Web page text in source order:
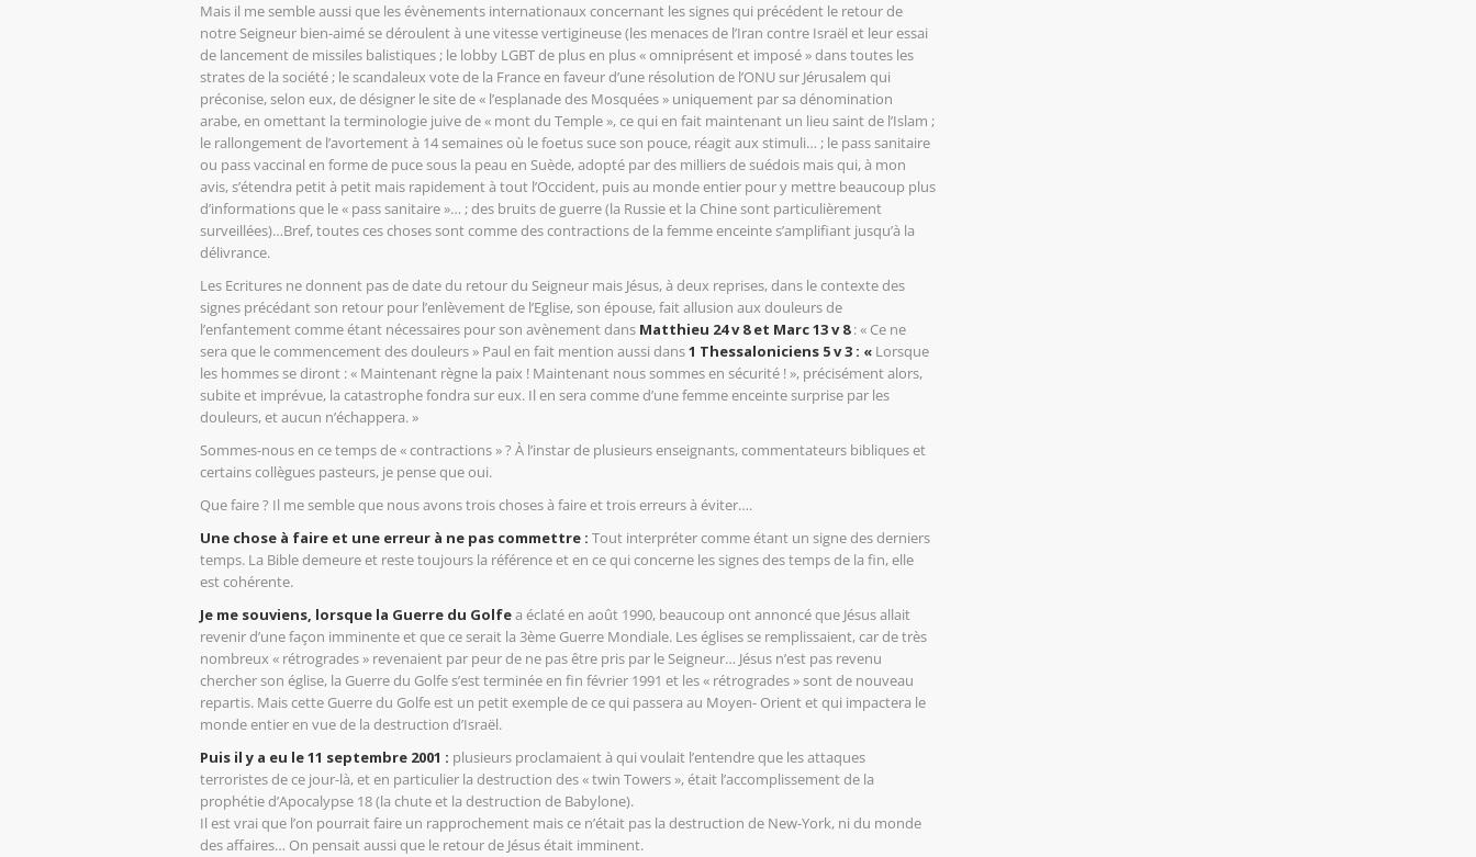
Mais il me semble aussi que les évènements internationaux concernant les signes qui précédent le retour de
notre Seigneur bien-aimé se déroulent à une vitesse vertigineuse (les menaces de l’Iran contre Israël et leur essai
de lancement de missiles balistiques ; le lobby LGBT de plus en plus « omniprésent et imposé » dans toutes les
strates de la société ; le scandaleux vote de la France en faveur d’une résolution de l’ONU sur Jérusalem qui
préconise, selon eux, de désigner le site de « l’esplanade des Mosquées » uniquement par sa dénomination
arabe, en omettant la terminologie juive de « mont du Temple », ce qui en fait maintenant un lieu saint de l’Islam ;
le rallongement de l’avortement à 14 semaines où le foetus suce son pouce, réagit aux stimuli… ; le pass sanitaire
ou pass vaccinal en forme de puce sous la peau en Suède, adopté par des milliers de suédois mais qui, à mon
avis, s’étendra petit à petit mais rapidement à tout l’Occident, puis au monde entier pour y mettre beaucoup plus
d’informations que le « pass sanitaire »… ; des bruits de guerre (la Russie et la Chine sont particulièrement
surveillées)…Bref, toutes ces choses sont comme des contractions de la femme enceinte s’amplifiant jusqu’à la
délivrance.
Les Ecritures ne donnent pas de date du retour du Seigneur mais Jésus, à deux reprises, dans le contexte des
signes précédant son retour pour l’enlèvement de l’Eglise, son épouse, fait allusion aux douleurs de
l’enfantement comme étant nécessaires pour son avènement dans Matthieu 24 v 8 et Marc 13 v 8: « Ce ne
sera que le commencement des douleurs » Paul en fait mention aussi dans1 Thessaloniciens 5 v 3 : « Lorsque
les hommes se diront : « Maintenant règne la paix ! Maintenant nous sommes en sécurité ! », précisément alors,
subite et imprévue, la catastrophe fondra sur eux. Il en sera comme d’une femme enceinte surprise par les
douleurs, et aucun n’échappera. »
Sommes-nous en ce temps de « contractions » ? À l’instar de plusieurs enseignants, commentateurs bibliques et
certains collègues pasteurs, je pense que oui.
Que faire ? Il me semble que nous avons trois choses à faire et trois erreurs à éviter….
Une chose à faire et une erreur à ne pas commettre : Tout interpréter comme étant un signe des derniers
temps. La Bible demeure et reste toujours la référence et en ce qui concerne les signes des temps de la fin, elle
est cohérente.
Je me souviens, lorsque la Guerre du Golfea éclaté en août 1990, beaucoup ont annoncé que Jésus allait
revenir d’une façon imminente et que ce serait la 3ème Guerre Mondiale. Les églises se remplissaient, car de très
nombreux « rétrogrades » revenaient par peur de ne pas être pris par le Seigneur… Jésus n’est pas revenu
chercher son église, la Guerre du Golfe s’est terminée en fin février 1991 et les « rétrogrades » sont de nouveau
repartis. Mais cette Guerre du Golfe est un petit exemple de ce qui passera au Moyen- Orient et qui impactera le
monde entier en vue de la destruction d’Israël.
Puis il y a eu le 11 septembre 2001 : plusieurs proclamaient à qui voulait l’entendre que les attaques
terroristes de ce jour-là, et en particulier la destruction des « twin Towers », était l’accomplissement de la
prophétie d’Apocalypse 18 (la chute et la destruction de Babylone).
Il est vrai que l’on pourrait faire un rapprochement mais ce n’était pas la destruction de New-York, ni du monde
des affaires… On pensait aussi que le retour de Jésus était imminent.